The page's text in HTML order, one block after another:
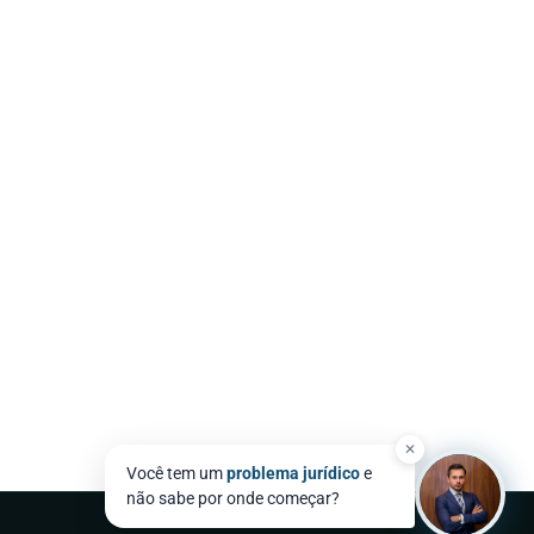
✕
Você tem umproblema jurídicoe
não sabe por onde começar?